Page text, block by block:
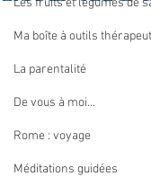
Les fruits et légumes de
Ma boîte à outils
La parentalité
De vous à moi...
Rome : voyage
Méditations guidées